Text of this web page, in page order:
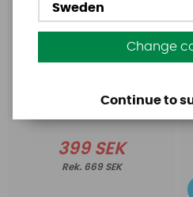
399 SEK
669 SEK
Sweden
Change
Continue to